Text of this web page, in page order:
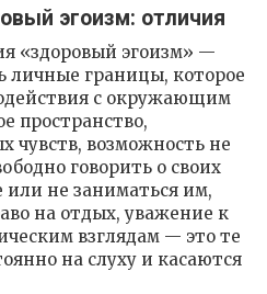
эгоизм: отличия
«здоровый эгоизм» —
личные границы, которое
с окружающим
пространство,
чувств, возможность не
говорить о своих
или не заниматься им,
на отдых, уважение к
взглядам — это те
на слуху и касаются